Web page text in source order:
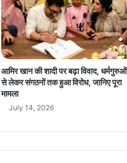
आमिर खान की शादी पर बढ़ा विवाद, धर्मगुरुओं
से लेकर संगठनों तक हुआ विरोध, जानिए पूरा
मामला
July 14, 2026